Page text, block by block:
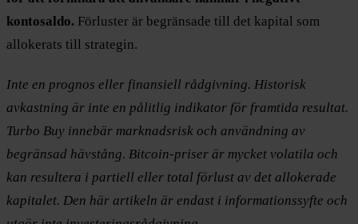
kontosaldo. Förluster är begränsade till det kapital som
allokerats till strategin.
Inte en prognos eller finansiell rådgivning. Historisk
avkastning är inte en pålitlig indikator för framtida resultat.
Turbo Buy innebär marknadsrisk och användning av
begränsad hävstång. Bitcoin-priser är mycket volatila och
kan resultera i partiell eller total förlust av det allokerade
kapitalet. Den här artikeln är endast i informationssyfte och